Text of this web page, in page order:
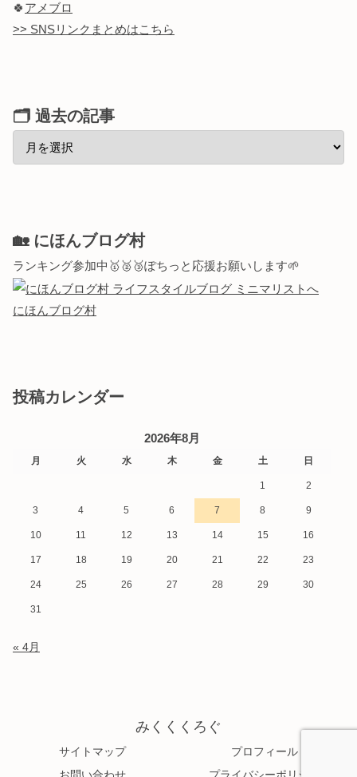
🍀アメブロ
>> SNSリンクまとめはこちら
🗂 過去の記事
🏡 にほんブログ村
ランキング参加中🥇🥈🥉ぽちっと応援お願いします🌱
にほんブログ村
投稿カレンダー
2026年8月
月 火 水 木 金 土 日
1 2
3 4 5 6 7 8 9
10 11 12 13 14 15 16
17 18 19 20 21 22 23
24 25 26 27 28 29 30
31
« 4月
みくくくろぐ
サイトマップ
プロフィール